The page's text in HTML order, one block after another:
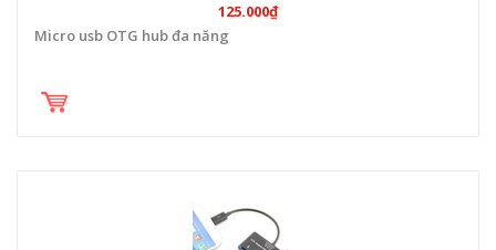
125.000₫
Micro usb OTG hub đa năng